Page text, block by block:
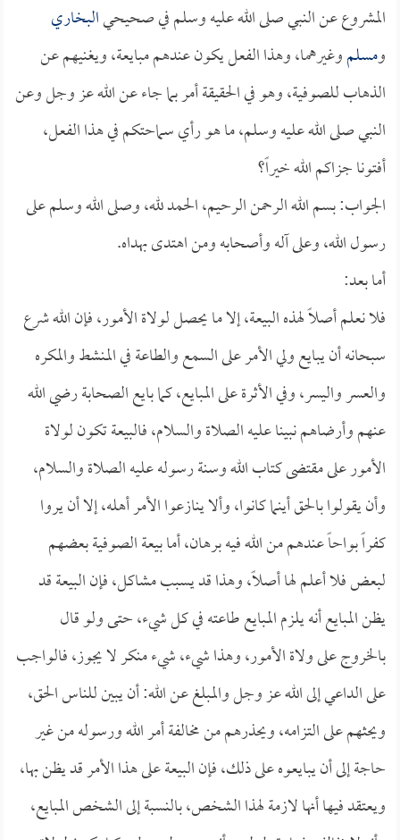
المشروع عن النبي صلى الله عليه وسلم في صحيحيالبخاري
ومسلموغيرهما، وهذا الفعل يكون عندهم مبايعة، ويغنيهم عن
الذهاب للصوفية، وهو في الحقيقة أمر بما جاء عن الله عز وجل وعن
النبي صلى الله عليه وسلم، ما هو رأي سماحتكم في هذا الفعل،
أفتونا جزاكم الله خيراً؟
الجواب: بسم الله الرحمن الرحيم، الحمد لله، وصلى الله وسلم على
رسول الله، وعلى آله وأصحابه ومن اهتدى بهداه.
أما بعد:
فلا نعلم أصلاً لهذه البيعة، إلا ما يحصل لولاة الأمور، فإن الله شرع
سبحانه أن يبايع ولي الأمر على السمع والطاعة في المنشط والمكره
والعسر واليسر، وفي الأثرة على المبايع، كما بايع الصحابة رضي الله
عنهم وأرضاهم نبينا عليه الصلاة والسلام، فالبيعة تكون لولاة
الأمور على مقتضى كتاب الله وسنة رسوله عليه الصلاة والسلام،
وأن يقولوا بالحق أينما كانوا، وألا ينازعوا الأمر أهله، إلا أن يروا
كفراً بواحاً عندهم من الله فيه برهان، أما بيعة الصوفية بعضهم
لبعض فلا أعلم لها أصلاً، وهذا قد يسبب مشاكل، فإن البيعة قد
يظن المبايع أنه يلزم المبايع طاعته في كل شيء، حتى ولو قال
بالخروج على ولاة الأمور، وهذا شيء، شيء منكر لا يجوز، فالواجب
على الداعي إلى الله عز وجل والمبلغ عن الله: أن يبين للناس الحق،
ويحثهم على التزامه، ويحذرهم من مخالفة أمر الله ورسوله من غير
حاجة إلى أن يبايعوه على ذلك، فإن البيعة على هذا الأمر قد يظن بها،
ويعتقد فيها أنها لازمة لهذا الشخص، بالنسبة إلى الشخص المبايع،